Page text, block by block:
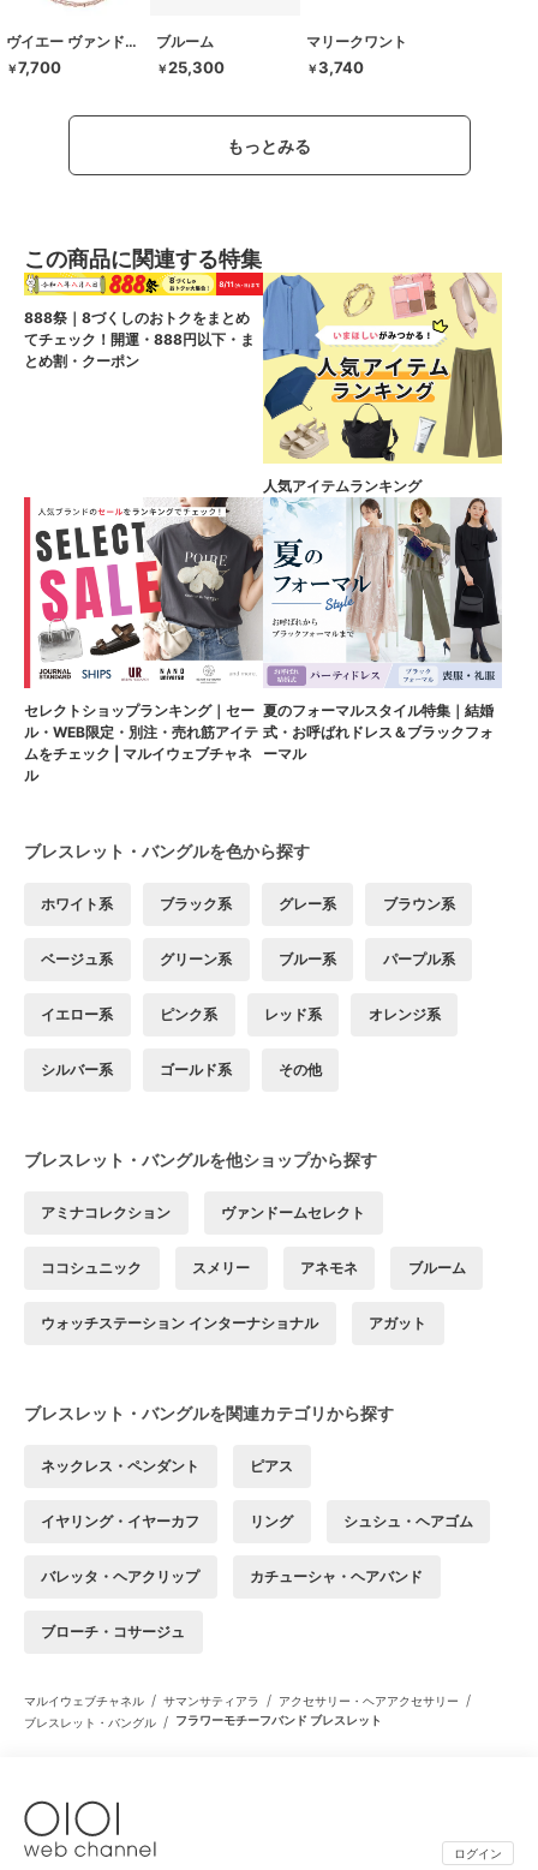
ヴイエー ヴァンドーム青山
￥7,700
ブルーム
￥25,300
マリークワント
￥3,740
もっとみる
この商品に関連する特集
888祭｜8づくしのおトクをまとめ
てチェック！開運・888円以下・ま
とめ割・クーポン
人気アイテムランキング
セレクトショップランキング｜セー
ル・WEB限定・別注・売れ筋アイテ
ムをチェック | マルイウェブチャネ
ル
夏のフォーマルスタイル特集｜結婚
式・お呼ばれドレス＆ブラックフォ
ーマル
ブレスレット・バングルを色から探す
ホワイト系 ブラック系 グレー系 ブラウン系
ベージュ系 グリーン系 ブルー系 パープル系
イエロー系 ピンク系 レッド系 オレンジ系
シルバー系 ゴールド系 その他
ブレスレット・バングルを他ショップから探す
アミナコレクション ヴァンドームセレクト
ココシュニック スメリー アネモネ ブルーム
ウォッチステーション インターナショナル アガット
ブレスレット・バングルを関連カテゴリから探す
ネックレス・ペンダント ピアス
イヤリング・イヤーカフ リング シュシュ・ヘアゴム
バレッタ・ヘアクリップ カチューシャ・ヘアバンド
ブローチ・コサージュ
マルイウェブチャネル / サマンサティアラ / アクセサリー・ヘアアクセサリー /
ブレスレット・バングル / フラワーモチーフバンド ブレスレット
ログイン